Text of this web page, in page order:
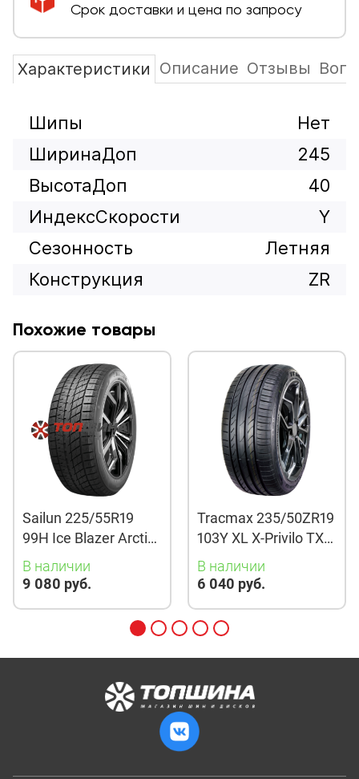
Срок доставки и цена по запросу
Характеристики Описание Отзывы
Шипы
Нет
ШиринаДоп
245
ВысотаДоп
40
ИндексСкорости
Y
Сезонность
Летняя
Конструкция
ZR
Похожие товары
Sailun 225/55R19
99H Ice Blazer Arctic
Evo TL
В наличии
9 080 руб.
Tracmax 235/50ZR19
103Y XL X-Privilo TX3
TL
В наличии
6 040 руб.